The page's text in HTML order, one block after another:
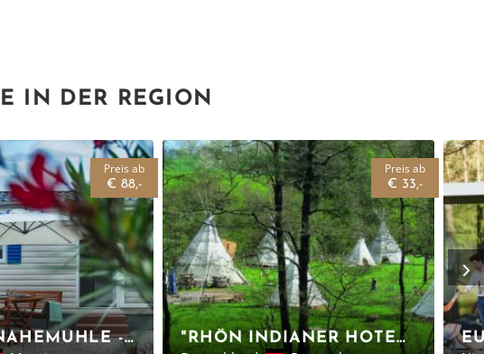
IN DER REGION
CAMPING NAHEMÜHLE - HÄUSCHEN IM GRÜNEN
Preis ab
€ 88,-
"RHÖN INDIANER HOTEL" AM BIO-HOF GENSLER IN POPPENHAUSEN/HESSEN
Preis ab
€ 33,-